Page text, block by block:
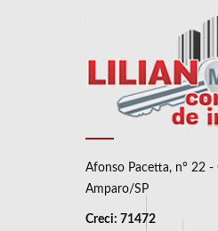
Afonso Pacetta, n° 22 -
Amparo/SP
Creci: 71472